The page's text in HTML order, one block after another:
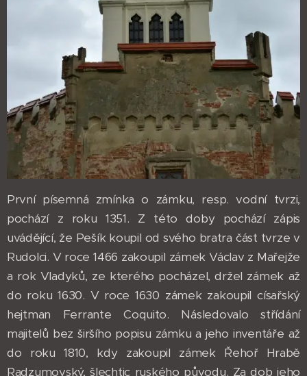
První písemná zmínka o zámku, resp. vodní tvrzi,
pochází z roku 1351. Z této doby pochází zápis
uvádějící, že Pešík koupil od svého bratra část tvrze v
Rudolci. V roce 1466 zakoupil zámek Václav z Mařejže
a rok Vladyků, ze kterého pocházel, držel zámek až
do roku 1630. V roce 1630 zámek zakoupil císařský
hejtman Ferrante Coquito. Následovalo střídání
majitelů bez širšího popisu zámku a jeho inventáře až
do roku 1810, kdy zakoupil zámek Řehoř Hrabě
Radzumovský, šlechtic ruského původu. Za dob jeho